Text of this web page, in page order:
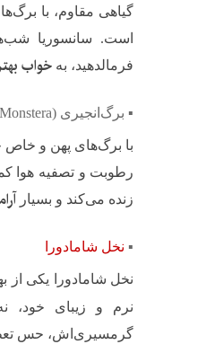
گیاهی مقاوم، با
است. سانسوریا
فرمالدهید، به خواب
▪️ برگ‌انجیری (Monstera)
با برگ‌های پهن و خاص
رطوبت و تصفیه هوا
زنده می‌کند و بسیار
▪️ نخل شامادورا
نخل شامادورا یکی از
نرم و زیبای خود،
گرمسیری‌اش، حس